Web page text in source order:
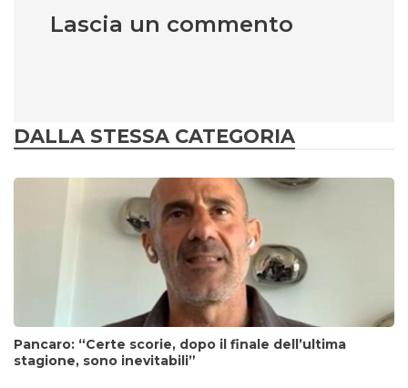
Lascia un commento
DALLA STESSA CATEGORIA
Pancaro: “Certe scorie, dopo il finale dell’ultima
stagione, sono inevitabili”